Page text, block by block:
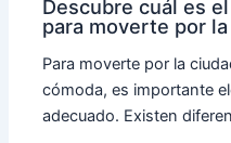
Descubre cuál es
para moverte por
Para moverte por la
cómoda, es importante
adecuado. Existen